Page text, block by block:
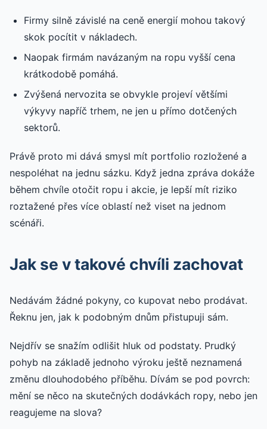
Firmy silně závislé na ceně energií mohou takový
skok pocítit v nákladech.
Naopak firmám navázaným na ropu vyšší cena
krátkodobě pomáhá.
Zvýšená nervozita se obvykle projeví většími
výkyvy napříč trhem, ne jen u přímo dotčených
sektorů.
Právě proto mi dává smysl mít portfolio rozložené a
nespoléhat na jednu sázku. Když jedna zpráva dokáže
během chvíle otočit ropu i akcie, je lepší mít riziko
roztažené přes více oblastí než viset na jednom
scénáři.
Jak se v takové chvíli zachovat
Nedávám žádné pokyny, co kupovat nebo prodávat.
Řeknu jen, jak k podobným dnům přistupuji sám.
Nejdřív se snažím odlišit hluk od podstaty. Prudký
pohyb na základě jednoho výroku ještě neznamená
změnu dlouhodobého příběhu. Dívám se pod povrch:
mění se něco na skutečných dodávkách ropy, nebo jen
reagujeme na slova?